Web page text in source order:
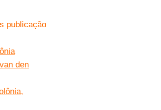
publicação
den